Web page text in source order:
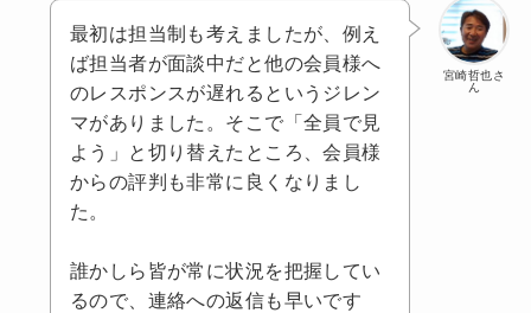
宮崎哲也さ
ん
最初は担当制も考えましたが、例え
ば担当者が面談中だと他の会員様へ
のレスポンスが遅れるというジレン
マがありました。そこで「全員で見
よう」と切り替えたところ、会員様
からの評判も非常に良くなりまし
た。
誰かしら皆が常に状況を把握してい
るので、連絡への返信も早いです